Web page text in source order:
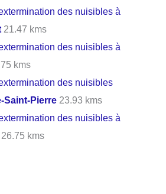
des nuisibles à
21.47 kms
des nuisibles à
kms
des nuisibles
Saint-Pierre 23.93 kms
des nuisibles à
26.75 kms